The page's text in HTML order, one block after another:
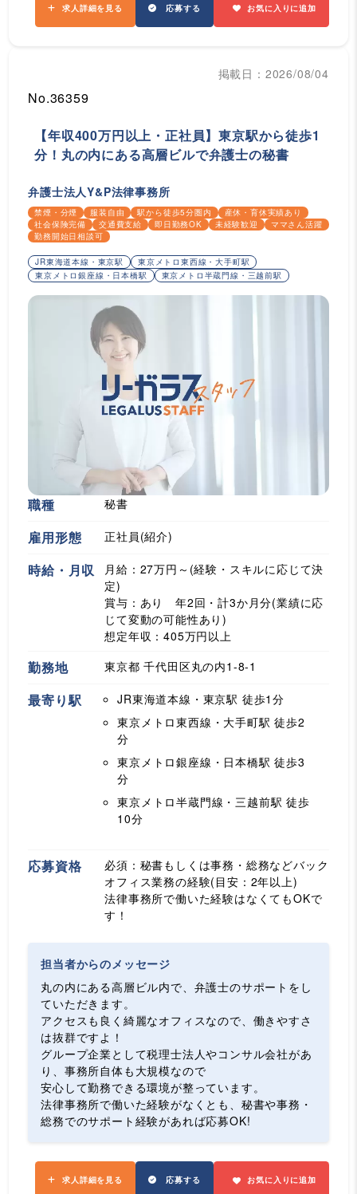
求人詳細を見る 応募する お気に入りに追加
掲載日：2026/08/04
No.36359
【年収400万円以上・正社員】東京駅から徒歩1
分！丸の内にある高層ビルで弁護士の秘書
弁護士法人Y&P法律事務所
禁煙・分煙 服装自由 駅から徒歩5分圏内
産休・育休実績あり
社会保険完備
交通費支給 即日勤務OK 未経験歓迎
ママさん活躍
勤務開始日相談可
JR東海道本線・東京駅
東京メトロ東西線・大手町駅
東京メトロ銀座線・日本橋駅
東京メトロ半蔵門線・三越前駅
職種 秘書
雇用形態 正社員(紹介)
時給・月収
月給：27万円～(経験・スキルに応じて決
定)
賞与：あり 年2回・計3か月分(業績に応
じて変動の可能性あり)
想定年収：405万円以上
勤務地 東京都 千代田区丸の内1-8-1
最寄り駅 JR東海道本線・東京駅 徒歩1分
東京メトロ東西線・大手町駅 徒歩2
分
東京メトロ銀座線・日本橋駅 徒歩3
分
東京メトロ半蔵門線・三越前駅 徒歩
10分
応募資格
必須：秘書もしくは事務・総務などバック
オフィス業務の経験(目安：2年以上)
法律事務所で働いた経験はなくてもOKで
す！
担当者からのメッセージ
丸の内にある高層ビル内で、弁護士のサポートをし
ていただきます。
アクセスも良く綺麗なオフィスなので、働きやすさ
は抜群ですよ！
グループ企業として税理士法人やコンサル会社があ
り、事務所自体も大規模なので
安心して勤務できる環境が整っています。
法律事務所で働いた経験がなくとも、秘書や事務・
総務でのサポート経験があれば応募OK!
求人詳細を見る 応募する お気に入りに追加